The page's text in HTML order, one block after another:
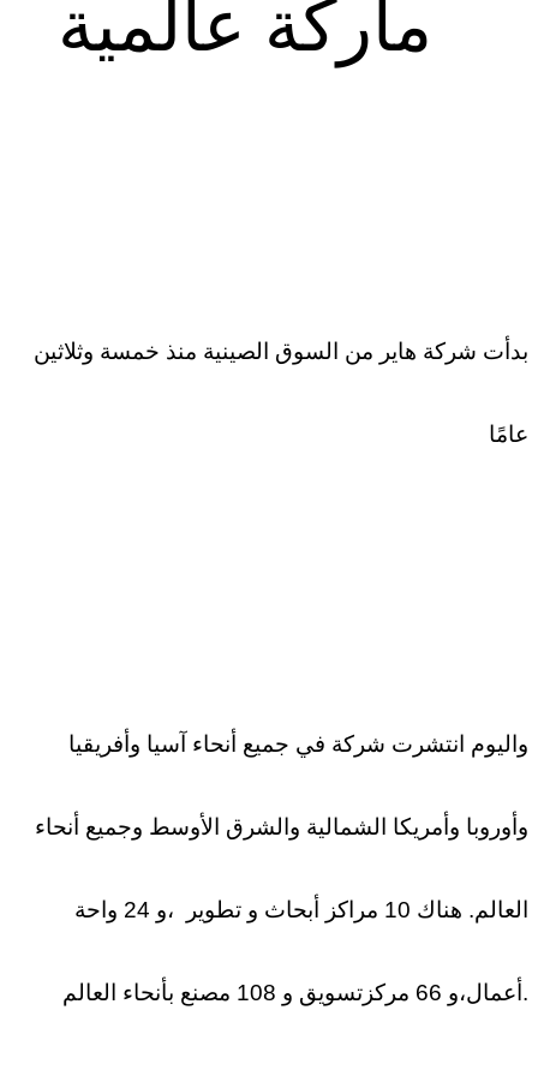
ماركة عالمية
بدأت شركة هاير من السوق الصينية منذ خمسة وثلاثين
عامًا
واليوم انتشرت شركة في جميع أنحاء آسيا وأفريقيا
وأوروبا وأمريكا الشمالية والشرق الأوسط وجميع أنحاء
العالم. هناك 10 مراكز أبحاث و تطوير ،و 24 واحة
أعمال،و 66 مركزتسويق و 108 مصنع بأنحاء العالم.